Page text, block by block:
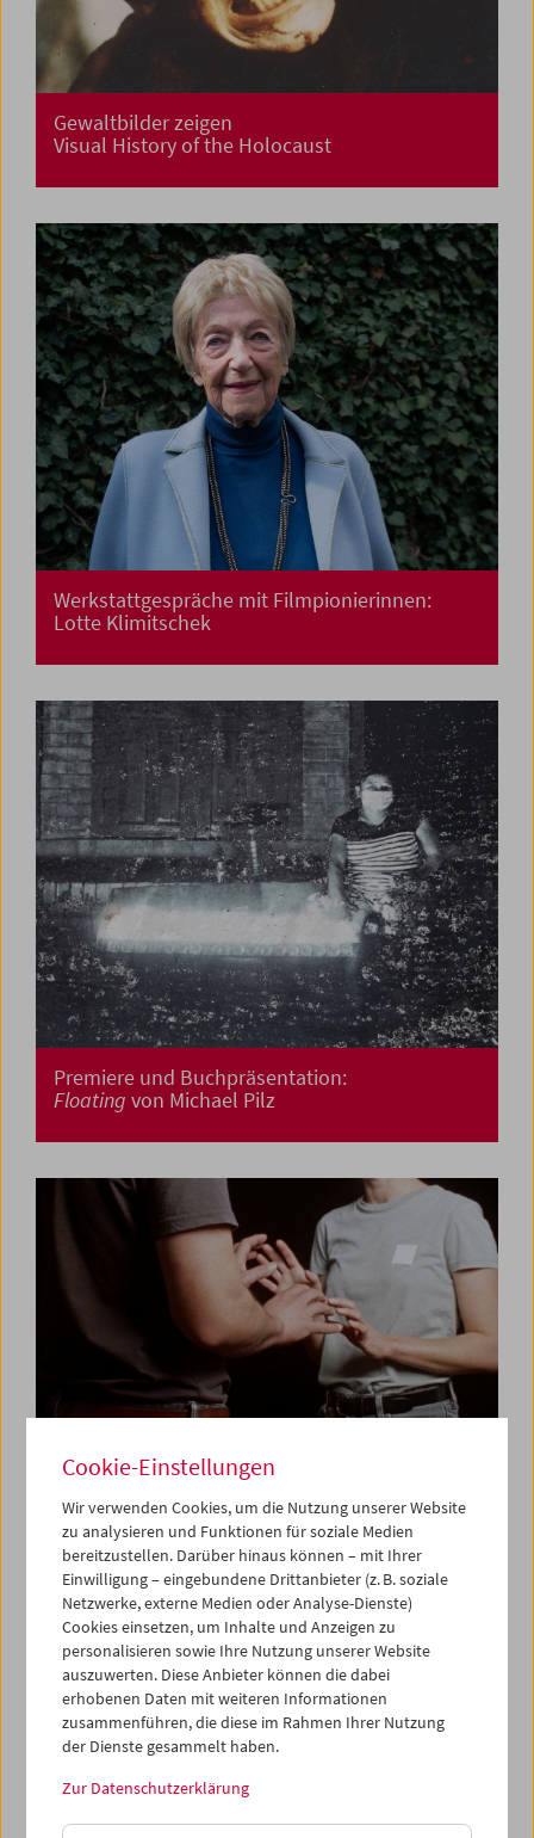
Gewaltbilder zeigen
Visual History of the Holocaust
Werkstattgespräche mit Filmpionierinnen:
Lotte Klimitschek
Premiere und Buchpräsentation:
Floating von Michael Pilz
Premiere:Am Telefon Milena Finavon Albert
Sackl
Cookie-Einstellungen
Wir verwenden Cookies, um die Nutzung unserer Website
zu analysieren und Funktionen für soziale Medien
bereitzustellen. Darüber hinaus können – mit Ihrer
Einwilligung – eingebundene Drittanbieter (z. B. soziale
Netzwerke, externe Medien oder Analyse-Dienste)
Cookies einsetzen, um Inhalte und Anzeigen zu
personalisieren sowie Ihre Nutzung unserer Website
auszuwerten. Diese Anbieter können die dabei
erhobenen Daten mit weiteren Informationen
zusammenführen, die diese im Rahmen Ihrer Nutzung
der Dienste gesammelt haben.
Zur Datenschutzerklärung